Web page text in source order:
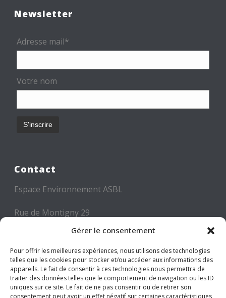
Gérer le consentement
Pour offrir les meilleures expériences, nous utilisons des technologies
telles que les cookies pour stocker et/ou accéder aux informations des
appareils. Le fait de consentir à ces technologies nous permettra de
traiter des données telles que le comportement de navigation ou les ID
uniques sur ce site. Le fait de ne pas consentir ou de retirer son
consentement peut avoir un effet négatif sur certaines caractéristiques
Newsletter
Adresse mail*
Votre nom
Contact
Espace Environnement ASBL
Rue de Montigny 29
6000 CHARLEROI
Tél: +32 71 300 300
Mail: info@espace-environnement.be
TVA BE 0416.116.340